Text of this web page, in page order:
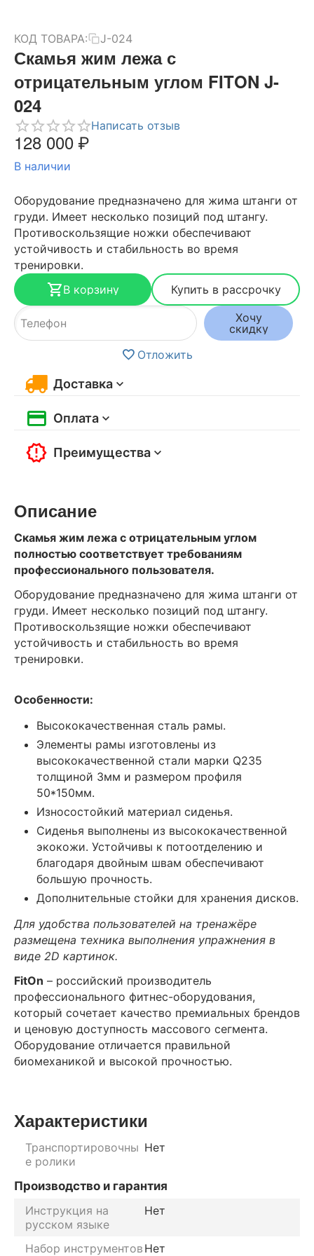
КОД ТОВАРА: J-024
Скамья жим лежа с
отрицательным углом FITON J-
024
Написать отзыв
128 000₽
В наличии
Оборудование предназначено для жима штанги от
груди. Имеет несколько позиций под штангу.
Противоскользящие ножки обеспечивают
устойчивость и стабильность во время
тренировки.
В корзину
Купить в рассрочку
Хочу
скидку
Отложить
Доставка
Оплата
Преимущества
Описание
Скамья жим лежа с отрицательным углом
полностью соответствует требованиям
профессионального пользователя.
Оборудование предназначено для жима штанги от
груди. Имеет несколько позиций под штангу.
Противоскользящие ножки обеспечивают
устойчивость и стабильность во время
тренировки.
Особенности:
Высококачественная сталь рамы.
Элементы рамы изготовлены из
высококачественной стали марки Q235
толщиной 3мм и размером профиля
50*150мм.
Износостойкий материал сиденья.
Сиденья выполнены из высококачественной
экокожи. Устойчивы к потоотделению и
благодаря двойным швам обеспечивают
большую прочность.
Дополнительные стойки для хранения дисков.
Для удобства пользователей на тренажёре
размещена техника выполнения упражнения в
виде 2D картинок.
FitOn – российский производитель
профессионального фитнес-оборудования,
который сочетает качество премиальных брендов
и ценовую доступность массового сегмента.
Оборудование отличается правильной
биомеханикой и высокой прочностью.
Характеристики
Транспортировочны
е ролики
Нет
Производство и гарантия
Инструкция на
русском языке
Нет
Набор инструментов Нет